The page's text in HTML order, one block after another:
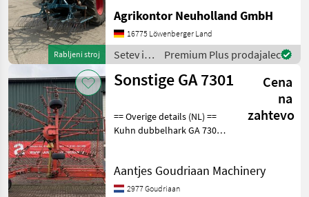
Rabljeni stroj
einstellbar Hydraulisch
klappbar
Südbrandenburg/Sachsen
Herr Friedrich: 0160 63 79
242 po Polsk
Agrikontor Neuholland GmbH
16775 Löwenberger Land
Setev in
nega /
Sonstige
Premium Plus prodajalec
Sonstige GA 7301
Cena
na
zahtevo
== Overige details (NL) ==
Kuhn dubbelhark GA 7301
mm • 10 armen per rotor
• Zo uit het werk!
Aantjes Goudriaan Machinery
2977 Goudriaan